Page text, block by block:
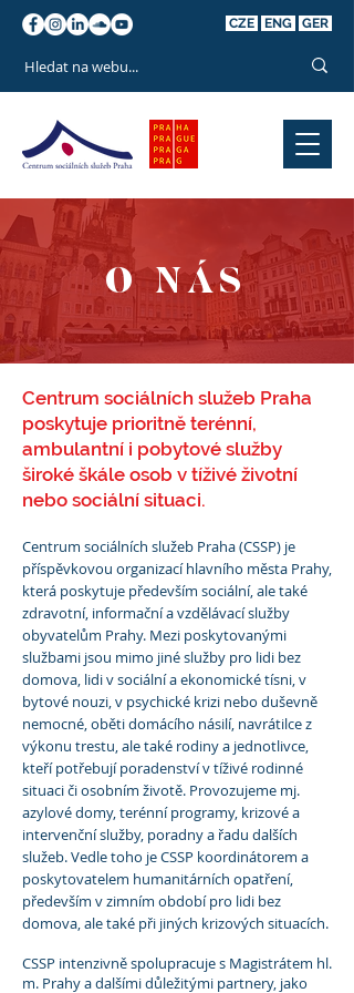
CZE ENG GER
O NÁS
Centrum sociálních služeb Praha
poskytuje prioritně terénní,
ambulantní i pobytové služby
široké škále osob v tíživé životní
nebo sociální situaci.
Centrum sociálních služeb Praha (CSSP) je
příspěvkovou organizací hlavního města Prahy,
která poskytuje především sociální, ale také
zdravotní, informační a vzdělávací služby
obyvatelům Prahy. Mezi poskytovanými
službami jsou mimo jiné služby pro lidi bez
domova, lidi v sociální a ekonomické tísni, v
bytové nouzi, v psychické krizi nebo duševně
nemocné, oběti domácího násilí, navrátilce z
výkonu trestu, ale také rodiny a jednotlivce,
kteří potřebují poradenství v tíživé rodinné
situaci či osobním životě. Provozujeme mj.
azylové domy, terénní programy, krizové a
intervenční služby, poradny a řadu dalších
služeb. Vedle toho je CSSP koordinátorem a
poskytovatelem humanitárních opatření,
především v zimním období pro lidi bez
domova, ale také při jiných krizových situacích.
CSSP intenzivně spolupracuje s Magistrátem hl.
m. Prahy a dalšími důležitými partnery, jako